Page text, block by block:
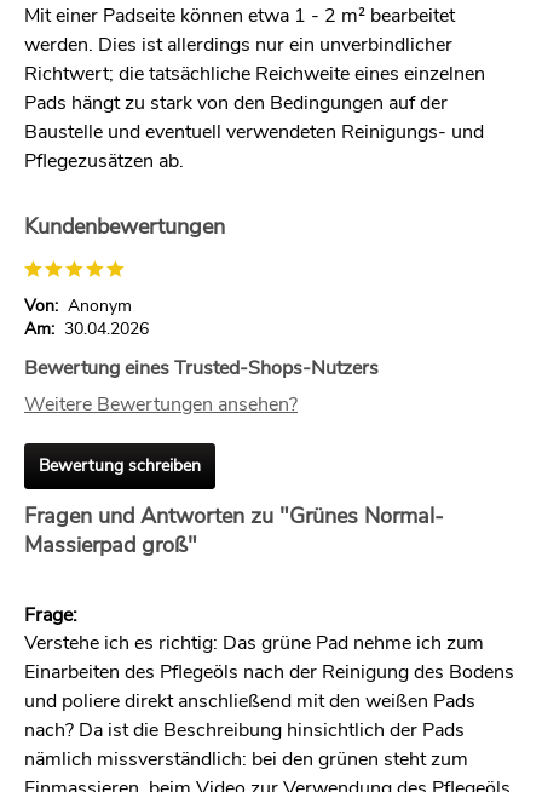
Mit einer Padseite können etwa 1 - 2 m² bearbeitet
werden. Dies ist allerdings nur ein unverbindlicher
Richtwert; die tatsächliche Reichweite eines einzelnen
Pads hängt zu stark von den Bedingungen auf der
Baustelle und eventuell verwendeten Reinigungs- und
Pflegezusätzen ab.
Kundenbewertungen
Von: Anonym
Am: 30.04.2026
Bewertung eines Trusted-Shops-Nutzers
Weitere Bewertungen ansehen?
Bewertung schreiben
Fragen und Antworten zu "Grünes Normal-
Massierpad groß"
Frage:
Verstehe ich es richtig: Das grüne Pad nehme ich zum
Einarbeiten des Pflegeöls nach der Reinigung des Bodens
und poliere direkt anschließend mit den weißen Pads
nach? Da ist die Beschreibung hinsichtlich der Pads
nämlich missverständlich: bei den grünen steht zum